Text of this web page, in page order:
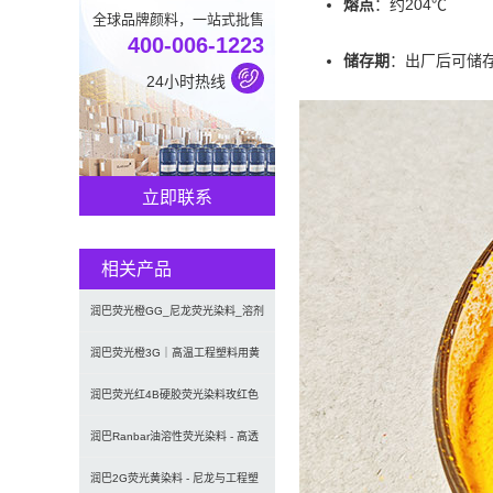
熔点：约204℃
储存期：出厂后可储
全球品牌颜料，一站式批售
400-006-1223
24小时热线
立即联系
相关产品
润巴荧光橙GG_尼龙荧光染料_溶剂
橙63
润巴荧光橙3G｜高温工程塑料用黄
相橙色荧光染料Fluores
润巴荧光红4B硬胶荧光染料玫红色
粉_溶剂红149
润巴Ranbar油溶性荧光染料 - 高透
明高着色力溶剂型油墨
润巴2G荧光黄染料 - 尼龙与工程塑